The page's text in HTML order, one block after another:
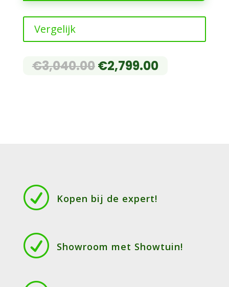
Vergelijk
€3,040.00OORSPRONKELIJKE
€2,799.00HUIDIGE
R Kopen bij de expert!
R Showroom met Showtuin!